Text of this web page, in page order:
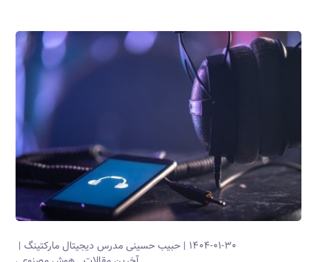
۱۴۰۴-۰۱-۳۰ حبیب حسینیمدرس دیجیتال مارکتینگ